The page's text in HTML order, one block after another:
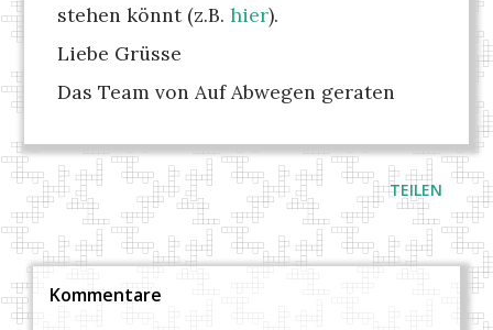
stehen könnt (z.B.hier).
Liebe Grüsse
Das Team von Auf Abwegen geraten
TEILEN
Kommentare